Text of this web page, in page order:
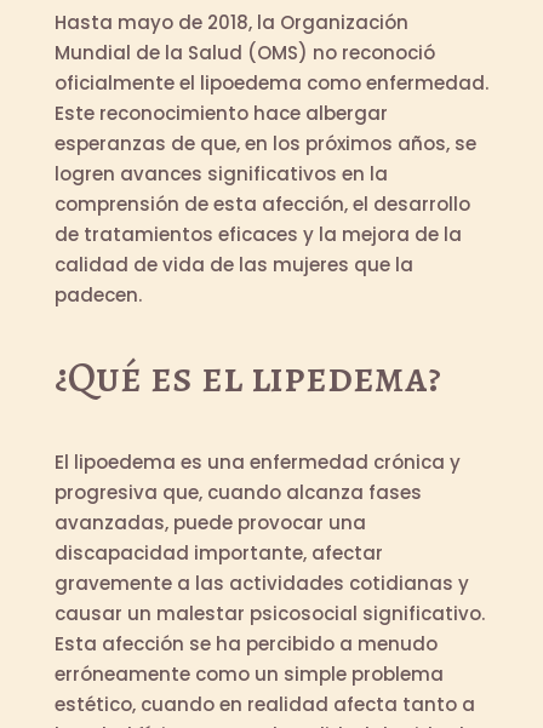
Hasta mayo de 2018, la Organización
Mundial de la Salud (OMS) no reconoció
oficialmente el lipoedema como enfermedad.
Este reconocimiento hace albergar
esperanzas de que, en los próximos años, se
logren avances significativos en la
comprensión de esta afección, el desarrollo
de tratamientos eficaces y la mejora de la
calidad de vida de las mujeres que la
padecen.
¿Qué es el lipedema?
El lipoedema es una enfermedad crónica y
progresiva que, cuando alcanza fases
avanzadas, puede provocar una
discapacidad importante, afectar
gravemente a las actividades cotidianas y
causar un malestar psicosocial significativo.
Esta afección se ha percibido a menudo
erróneamente como un simple problema
estético, cuando en realidad afecta tanto a